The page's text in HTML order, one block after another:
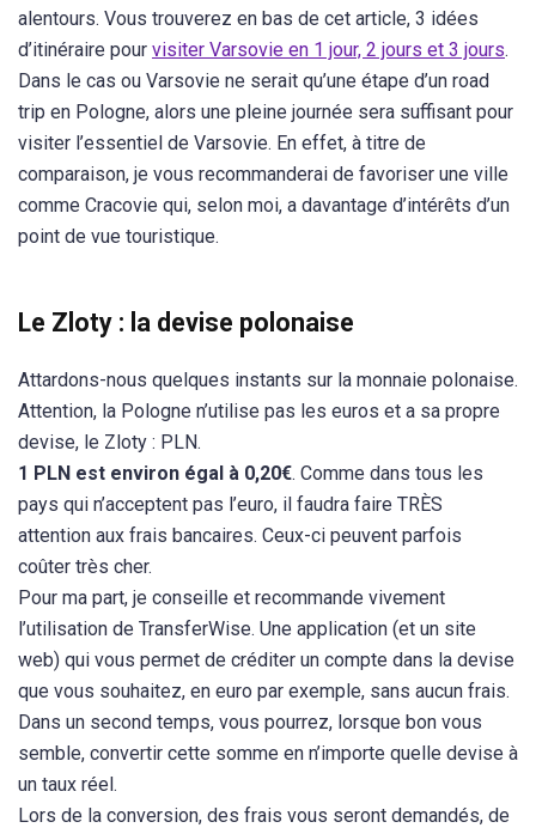
alentours. Vous trouverez en bas de cet article, 3 idées
d’itinéraire pour visiter Varsovie en 1 jour, 2 jours et 3 jours.
Dans le cas ou Varsovie ne serait qu’une étape d’un road
trip en Pologne, alors une pleine journée sera suffisant pour
visiter l’essentiel de Varsovie. En effet, à titre de
comparaison, je vous recommanderai de favoriser une ville
comme Cracovie qui, selon moi, a davantage d’intérêts d’un
point de vue touristique.
Le Zloty : la devise polonaise
Attardons-nous quelques instants sur la monnaie polonaise.
Attention, la Pologne n’utilise pas les euros et a sa propre
devise, le Zloty : PLN.
1 PLN est environ égal à 0,20€. Comme dans tous les
pays qui n’acceptent pas l’euro, il faudra faire TRÈS
attention aux frais bancaires. Ceux-ci peuvent parfois
coûter très cher.
Pour ma part, je conseille et recommande vivement
l’utilisation de TransferWise. Une application (et un site
web) qui vous permet de créditer un compte dans la devise
que vous souhaitez, en euro par exemple, sans aucun frais.
Dans un second temps, vous pourrez, lorsque bon vous
semble, convertir cette somme en n’importe quelle devise à
un taux réel.
Lors de la conversion, des frais vous seront demandés, de